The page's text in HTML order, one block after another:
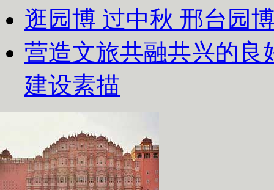
逛园博 过中秋 邢台园
营造文旅共融共兴的良
建设素描